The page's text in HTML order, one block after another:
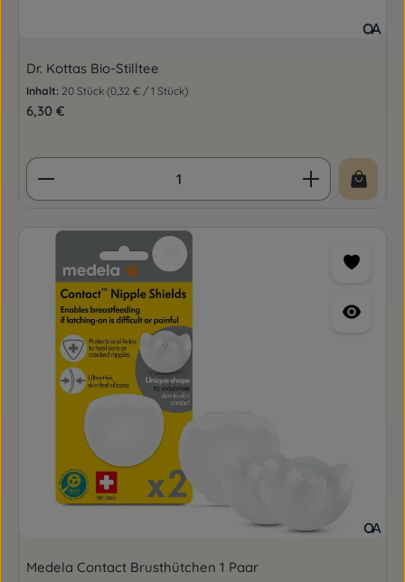
Dr. Kottas Bio-Stilltee
Inhalt: 20 Stück (0,32 € / 1 Stück)
Regulärer Preis:
6,30 €
Produkt Anzahl: Gib den gewünschten Wert
Medela Contact Brusthütchen 1 Paar